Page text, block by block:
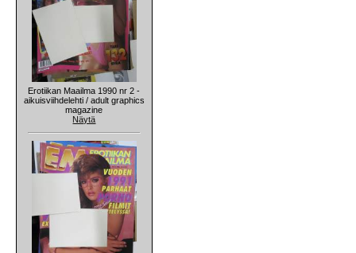
Erotiikan Maailma 1990 nr 2 -
aikuisviihdelehti / adult graphics
magazine
Näytä